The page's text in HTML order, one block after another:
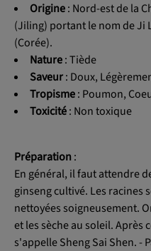
Origine: Nord-est de la
(Jiling) portant le nom de Ji
(Corée).
Nature: Tiède
Saveur: Doux,
Tropisme: Poumon,
Toxicité: Non toxique
Préparation:
En général, il faut attendre
ginseng cultivé. Les racines
nettoyées soigneusement.
et les sèche au soleil.
s'appelle Sheng Sai Shen. -